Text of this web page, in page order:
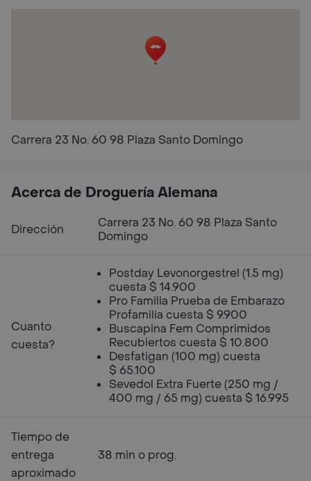
Carrera 23 No. 60 98 Plaza Santo Domingo
Acerca de Droguería Alemana
Dirección
Carrera 23 No. 60 98 Plaza Santo
Domingo
Cuanto
cuesta?
Postday Levonorgestrel (1.5 mg)
cuesta $ 14.900
Pro Familia Prueba de Embarazo
Profamilia cuesta $ 9.900
Buscapina Fem Comprimidos
Recubiertos cuesta $ 10.800
Desfatigan (100 mg) cuesta
$ 65.100
Sevedol Extra Fuerte (250 mg /
400 mg / 65 mg) cuesta $ 16.995
Tiempo de
entrega
aproximado
38 min o prog.